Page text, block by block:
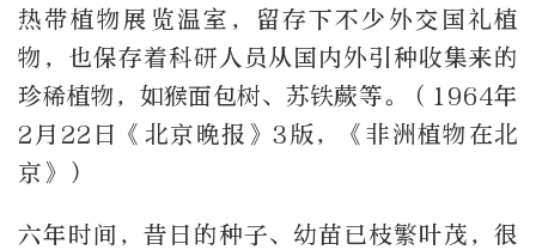
热带植物展览温室，留存下不少外交国礼植
物，也保存着科研人员从国内外引种收集来的
珍稀植物，如猴面包树、苏铁蕨等。（1964年
2月22日《北京晚报》3版，《非洲植物在北
京》）
六年时间，昔日的种子、幼苗已枝繁叶茂，很